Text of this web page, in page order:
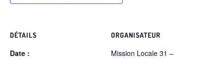
DÉTAILS
Date :
ORGANISATEUR
Mission Locale 31 –